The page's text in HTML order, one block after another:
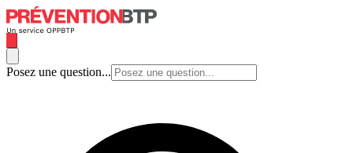
Posez une question...